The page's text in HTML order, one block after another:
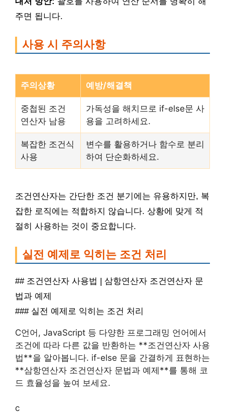
주면 됩니다.
사용 시 주의사항
주의상황 예방/해결책
중첩된 조건
연산자 남용
가독성을 해치므로 if-else문 사
용을 고려하세요.
복잡한 조건식
사용
변수를 활용하거나 함수로 분리
하여 단순화하세요.
조건연산자는 간단한 조건 분기에는 유용하지만, 복
잡한 로직에는 적합하지 않습니다. 상황에 맞게 적
절히 사용하는 것이 중요합니다.
실전 예제로 익히는 조건 처리
## 조건연산자 사용법 | 삼항연산자 조건연산자 문
법과 예제
### 실전 예제로 익히는 조건 처리
C언어, JavaScript 등 다양한 프로그래밍 언어에서
조건에 따라 다른 값을 반환하는 **조건연산자 사용
법**을 알아봅니다. if-else 문을 간결하게 표현하는
**삼항연산자 조건연산자 문법과 예제**를 통해 코
드 효율성을 높여 보세요.
c